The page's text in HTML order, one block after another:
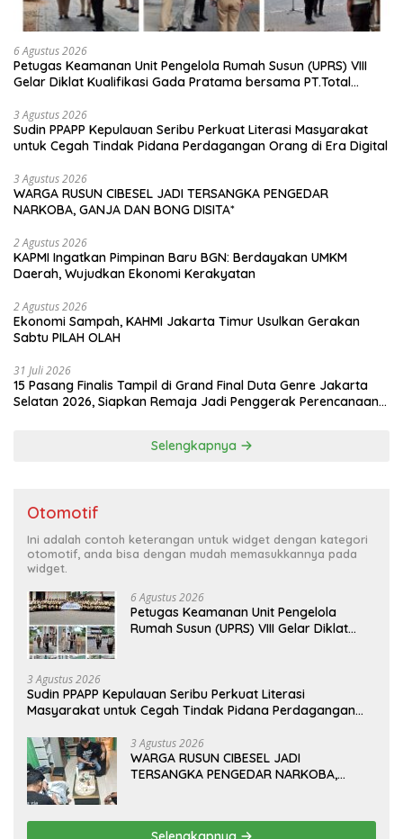
6 Agustus 2026
Petugas Keamanan Unit Pengelola Rumah Susun (UPRS) VIII
Gelar Diklat Kualifikasi Gada Pratama bersama PT.Total
Jaya*
3 Agustus 2026
Sudin PPAPP Kepulauan Seribu Perkuat Literasi Masyarakat
untuk Cegah Tindak Pidana Perdagangan Orang di Era Digital
3 Agustus 2026
WARGA RUSUN CIBESEL JADI TERSANGKA PENGEDAR
NARKOBA, GANJA DAN BONG DISITA*
2 Agustus 2026
KAPMI Ingatkan Pimpinan Baru BGN: Berdayakan UMKM
Daerah, Wujudkan Ekonomi Kerakyatan
2 Agustus 2026
Ekonomi Sampah, KAHMI Jakarta Timur Usulkan Gerakan
Sabtu PILAH OLAH
31 Juli 2026
15 Pasang Finalis Tampil di Grand Final Duta Genre Jakarta
Selatan 2026, Siapkan Remaja Jadi Penggerak Perencanaan
Selengkapnya
Otomotif
Ini adalah contoh keterangan untuk widget dengan kategori
otomotif, anda bisa dengan mudah memasukkannya pada
widget.
6 Agustus 2026
Petugas Keamanan Unit Pengelola
Rumah Susun (UPRS) VIII Gelar Diklat
3 Agustus 2026
Sudin PPAPP Kepulauan Seribu Perkuat Literasi
Masyarakat untuk Cegah Tindak Pidana Perdagangan
3 Agustus 2026
WARGA RUSUN CIBESEL JADI
TERSANGKA PENGEDAR NARKOBA,